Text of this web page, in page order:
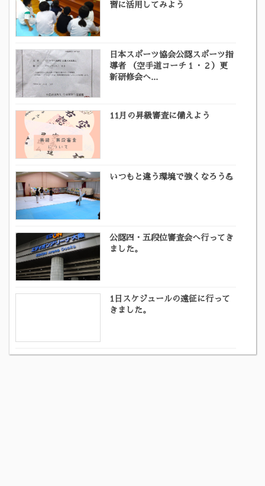
習に活用してみよう
日本スポーツ協会公認スポーツ指
導者 （空手道コーチ１・２）更
新研修会へ...
11月の昇級審査に備えよう
いつもと違う環境で強くなろう💪
公認四・五段位審査会へ行ってき
ました。
1日スケジュールの遠征に行って
きました。